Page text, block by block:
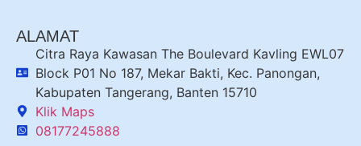
ALAMAT
Citra Raya Kawasan The Boulevard Kavling EWL07
Block P01 No 187, Mekar Bakti, Kec. Panongan,
Kabupaten Tangerang, Banten 15710
Klik Maps
08177245888